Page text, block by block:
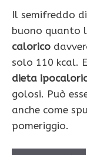
Il semifreddo di
buono quanto
calorico
solo 110 kcal.
dieta
golosi. Può
anche come
pomeriggio.